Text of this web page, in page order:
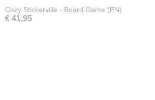
Cozy Stickerville - Board Game (EN)
€ 41,95